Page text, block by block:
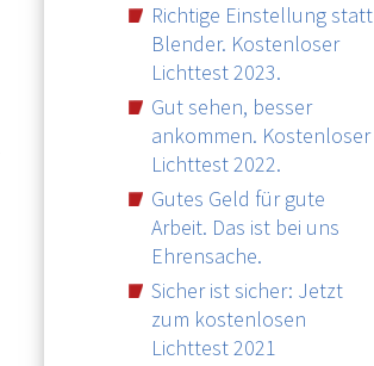
Richtige Einstellung statt
Blender. Kostenloser
Lichttest 2023.
Gut sehen, besser
ankommen. Kostenloser
Lichttest 2022.
Gutes Geld für gute
Arbeit. Das ist bei uns
Ehrensache.
Sicher ist sicher: Jetzt
zum kostenlosen
Lichttest 2021